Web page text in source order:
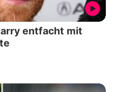
entfacht mit